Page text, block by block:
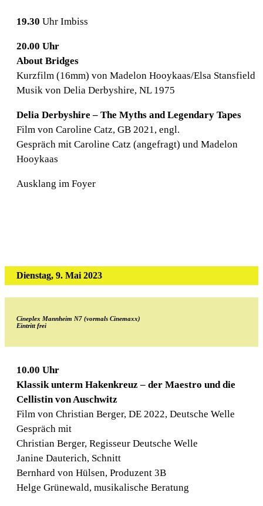
19.30 Uhr Imbiss
20.00 Uhr
About Bridges
Kurzfilm (16mm) von Madelon Hooykaas/Elsa Stansfield
Musik von Delia Derbyshire, NL 1975
Delia Derbyshire – The Myths and Legendary Tapes
Film von Caroline Catz, GB 2021, engl.
Gespräch mit Caroline Catz (angefragt) und Madelon
Hooykaas
Ausklang im Foyer
Dienstag, 9. Mai 2023
Cineplex Mannheim N7 (vormals Cinemaxx)
Eintritt frei
10.00 Uhr
Klassik unterm Hakenkreuz – der Maestro und die
Cellistin von Auschwitz
Film von Christian Berger, DE 2022, Deutsche Welle
Gespräch mit
Christian Berger, Regisseur Deutsche Welle
Janine Dauterich, Schnitt
Bernhard von Hülsen, Produzent 3B
Helge Grünewald, musikalische Beratung